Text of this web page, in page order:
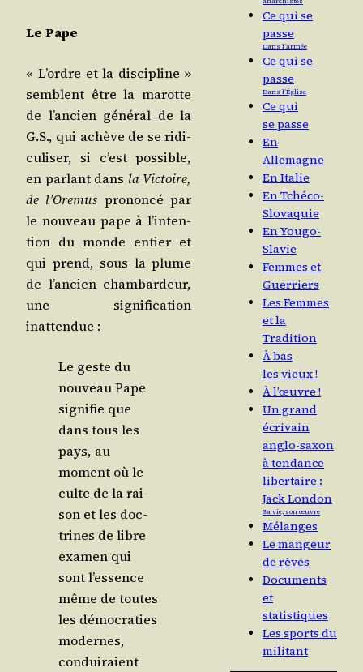
Le Pape
« L’ordre et la dis­ci­pline »
semblent être la marotte
de l’ancien géné­ral de la
G.S., qui achève de se ridi­
cu­li­ser, si c’est pos­sible,
en par­lant dans la Vic­toire,
de l’O­re­mus pro­non­cé par
le nou­veau pape à l’in­ten­
tion du monde entier et
qui prend, sous la plume
de l’an­cien cham­bar­deur,
une signi­fi­ca­tion
inattendue :
Le geste du
nou­veau Pape
signi­fie que
dans tous les
pays, au
moment où le
culte de la rai­
son et les doc­
trines de libre
exa­men qui
sont l’es­sence
même de toutes
les démo­cra­ties
modernes,
condui­raient
Ce qui se
passe
Dans l’armée
Ce qui se
passe
Dans l’Église
Ce qui
se passe
En
Allemagne
En Italie
En Tchéco-
Slovaquie
En Yougo-
Slavie
Femmes et
Guerriers
Les Femmes
et la
Tradition
À bas
les vieux !
À l’œuvre !
Un grand
écrivain
anglo-saxon
à tendance
libertaire :
Jack London
Sa vie, son œuvre
Mélanges
Le mangeur
de rêves
Documents
et
statistiques
Les sports du
militant